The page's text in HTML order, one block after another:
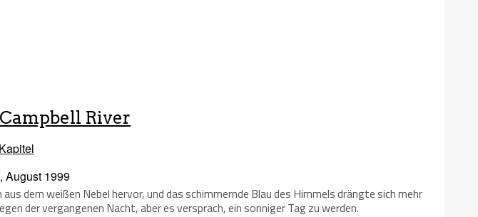
River
August 1999
dem weißen Nebel hervor, und das schimmernde Blau des Himmels drängte sich mehr
der vergangenen Nacht, aber es versprach, ein sonniger Tag zu werden.